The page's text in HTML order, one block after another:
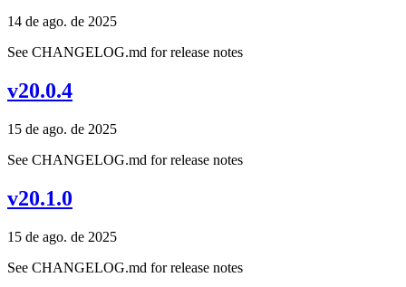
14 de ago. de 2025
See CHANGELOG.md for release notes
v20.0.4
15 de ago. de 2025
See CHANGELOG.md for release notes
v20.1.0
15 de ago. de 2025
See CHANGELOG.md for release notes